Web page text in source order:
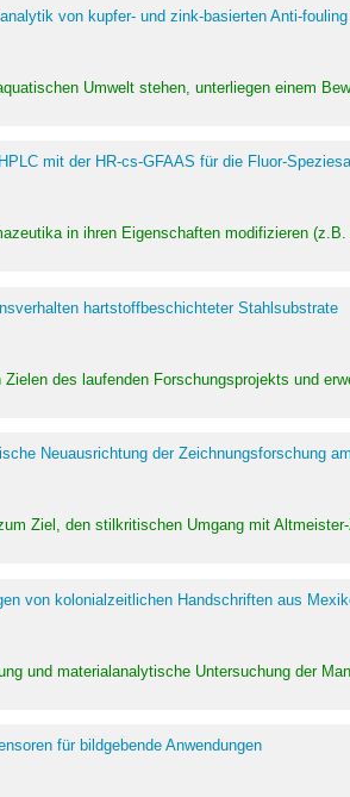
von kupfer- und zink-basierten Anti-
Umwelt stehen, unterliegen einem
mit der HR-cs-GFAAS für die Fluor-
in ihren Eigenschaften modifizieren
hartstoffbeschichteter Stahlsubstrate
des laufenden Forschungsprojekts und
Neuausrichtung der Zeichnungsforschung
Ziel, den stilkritischen Umgang mit
von kolonialzeitlichen Handschriften aus
und materialanalytische Untersuchung der
für bildgebende Anwendungen